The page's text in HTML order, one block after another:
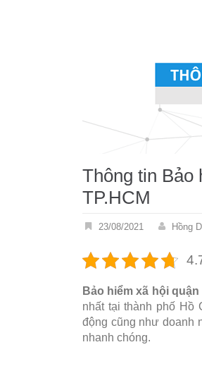
Thông tin Bảo
TP.HCM
23/08/2021 Hồng
Bảo hiểm xã hội
nhất tại thành phố
động cũng như doanh
nhanh chóng.